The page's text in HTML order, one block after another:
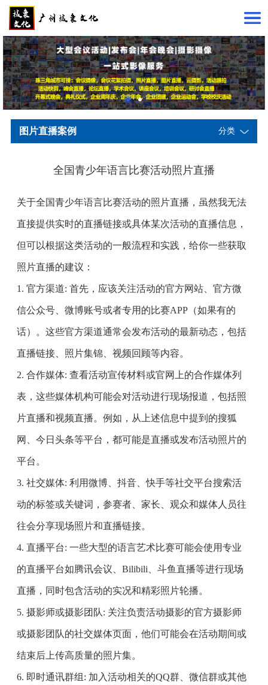
图片直播案例 分类
全国青少年语言比赛活动照片直播
关于全国青少年语言比赛活动的照片直播，虽然我无法
直接提供实时的直播链接或具体某次活动的直播信息，
但可以根据这类活动的一般流程和实践，给你一些获取
照片直播的建议：
1. 官方渠道: 首先，应该关注活动的官方网站、官方微
信公众号、微博账号或者专用的比赛APP（如果有的
话）。这些官方渠道通常会发布活动的最新动态，包括
直播链接、照片集锦、视频回顾等内容。
2. 合作媒体: 查看活动宣传材料或官网上的合作媒体列
表，这些媒体机构可能会对活动进行现场报道，包括照
片直播和视频直播。例如，从上述信息中提到的搜狐
网、今日头条等平台，都可能是直播或发布活动照片的
平台。
3. 社交媒体: 利用微博、抖音、快手等社交平台搜索活
动的标签或关键词，参赛者、家长、观众和媒体人员往
往会分享现场照片和直播链接。
4. 直播平台: 一些大型的语言艺术比赛可能会使用专业
的直播平台如腾讯会议、Bilibili、斗鱼直播等进行现场
直播，同时包含活动的实况和精彩照片轮播。
5. 摄影师或摄影团队: 关注负责活动摄影的官方摄影师
或摄影团队的社交媒体页面，他们可能会在活动期间或
结束后上传高质量的照片集。
6. 即时通讯群组: 加入活动相关的QQ群、微信群或其他